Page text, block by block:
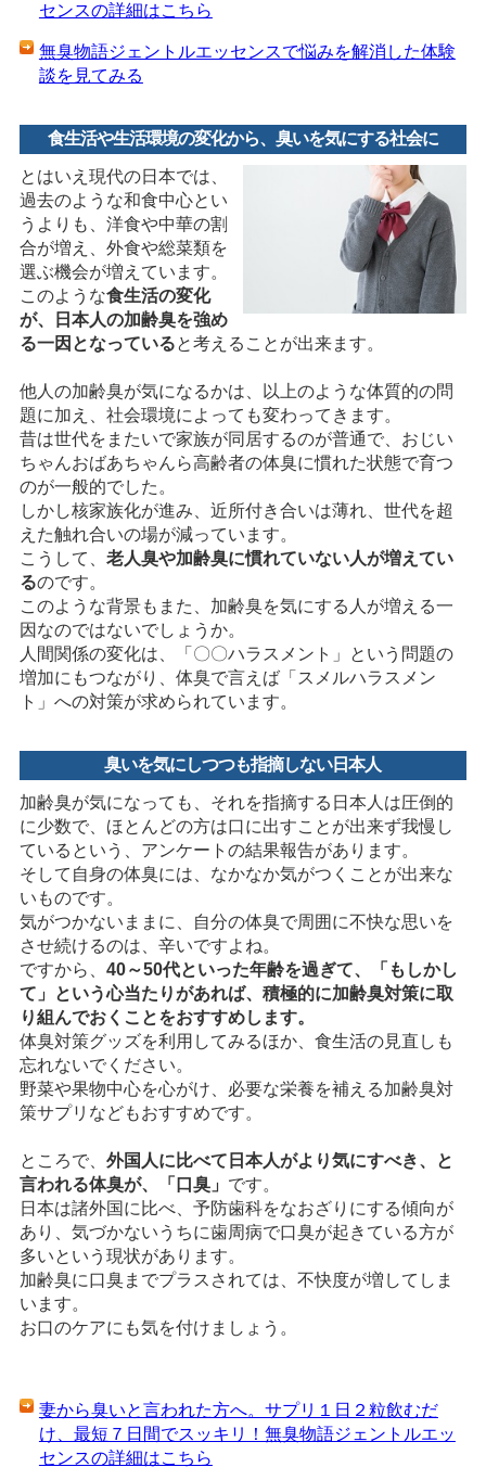
センスの詳細はこちら
無臭物語ジェントルエッセンスで悩みを解消した体験
談を見てみる
食生活や生活環境の変化から、臭いを気にする社会に
とはいえ現代の日本では、
過去のような和食中心とい
うよりも、洋食や中華の割
合が増え、外食や総菜類を
選ぶ機会が増えています。
このような食生活の変化
が、日本人の加齢臭を強め
る一因となっていると考えることが出来ます。
他人の加齢臭が気になるかは、以上のような体質的の問
題に加え、社会環境によっても変わってきます。
昔は世代をまたいで家族が同居するのが普通で、おじい
ちゃんおばあちゃんら高齢者の体臭に慣れた状態で育つ
のが一般的でした。
しかし核家族化が進み、近所付き合いは薄れ、世代を超
えた触れ合いの場が減っています。
こうして、 老人臭や加齢臭に慣れていない人が増えてい
るのです。
このような背景もまた、加齢臭を気にする人が増える一
因なのではないでしょうか。
人間関係の変化は、「〇〇ハラスメント」という問題の
増加にもつながり、体臭で言えば「スメルハラスメン
ト」への対策が求められています。
臭いを気にしつつも指摘しない日本人
加齢臭が気になっても、それを指摘する日本人は圧倒的
に少数で、ほとんどの方は口に出すことが出来ず我慢し
ているという、アンケートの結果報告があります。
そして自身の体臭には、なかなか気がつくことが出来な
いものです。
気がつかないままに、自分の体臭で周囲に不快な思いを
させ続けるのは、辛いですよね。
ですから、 40～50代といった年齢を過ぎて、「もしかし
て」という心当たりがあれば、積極的に加齢臭対策に取
り組んでおくことをおすすめします。
体臭対策グッズを利用してみるほか、食生活の見直しも
忘れないでください。
野菜や果物中心を心がけ、必要な栄養を補える加齢臭対
策サプリなどもおすすめです。
ところで、 外国人に比べて日本人がより気にすべき、と
言われる体臭が、「口臭」 です。
日本は諸外国に比べ、予防歯科をなおざりにする傾向が
あり、気づかないうちに歯周病で口臭が起きている方が
多いという現状があります。
加齢臭に口臭までプラスされては、不快度が増してしま
います。
お口のケアにも気を付けましょう。
妻から臭いと言われた方へ。サプリ１日２粒飲むだ
け、最短７日間でスッキリ！無臭物語ジェントルエッ
センスの詳細はこちら